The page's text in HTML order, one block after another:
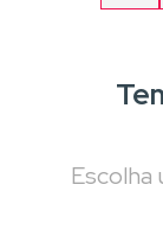
Escolha